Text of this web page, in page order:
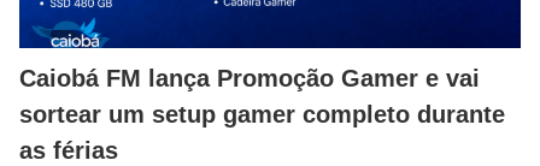
Caiobá FM lança Promoção Gamer e vai
sortear um setup gamer completo durante
as férias